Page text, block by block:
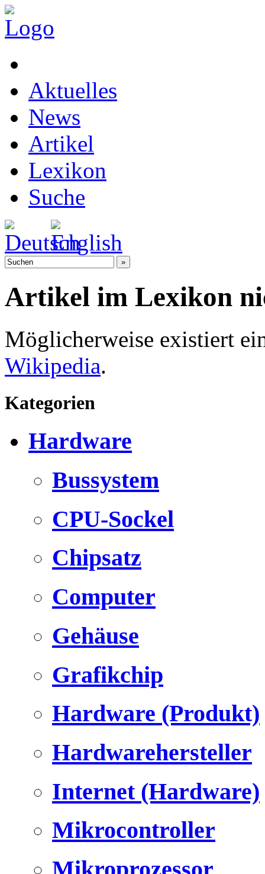
Aktuelles
News
Artikel
Lexikon
Suche
Artikel im Lexikon
Möglicherweise existiert
Wikipedia.
Kategorien
Hardware
Bussystem
CPU-Sockel
Chipsatz
Computer
Gehäuse
Grafikchip
Hardware (Produkt)
Hardwarehersteller
Internet (Hardware)
Mikrocontroller